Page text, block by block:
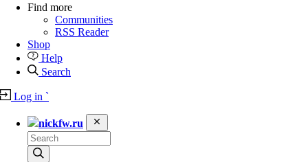
Find more
Communities
RSS Reader
Shop
Help
Search
Log in `
nickfw.ru